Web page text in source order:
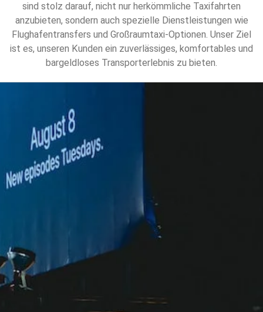
sind stolz darauf, nicht nur herkömmliche Taxifahrten
anzubieten, sondern auch spezielle Dienstleistungen wie
Flughafentransfers und Großraumtaxi-Optionen. Unser Ziel
ist es, unseren Kunden ein zuverlässiges, komfortables und
bargeldloses Transporterlebnis zu bieten.